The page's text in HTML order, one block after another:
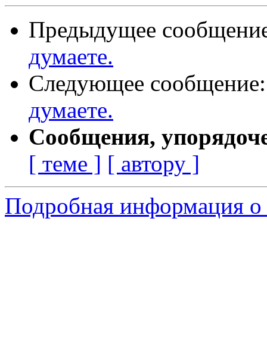
Предыдущее
думаете.
Следующее
думаете.
Сообщения,
[ теме ] [ автору ]
Подробная информация о